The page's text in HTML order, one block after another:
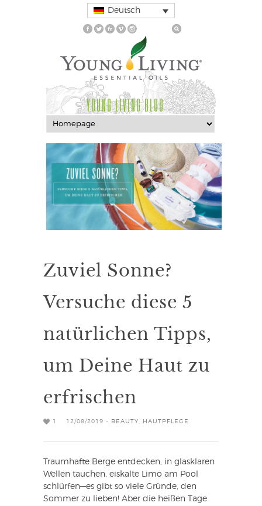
Deutsch
YOUNG LIVING BLOG
Zuviel Sonne?
Versuche diese 5
natürlichen Tipps,
um Deine Haut zu
erfrischen
1 12/08/2019 - BEAUTY HAUTPFLEGE
Traumhafte Berge entdecken, in glasklaren
Wellen tauchen, eiskalte Limo am Pool
schlürfen—es gibt so viele Gründe, den
Sommer zu lieben! Aber die heißen Tage